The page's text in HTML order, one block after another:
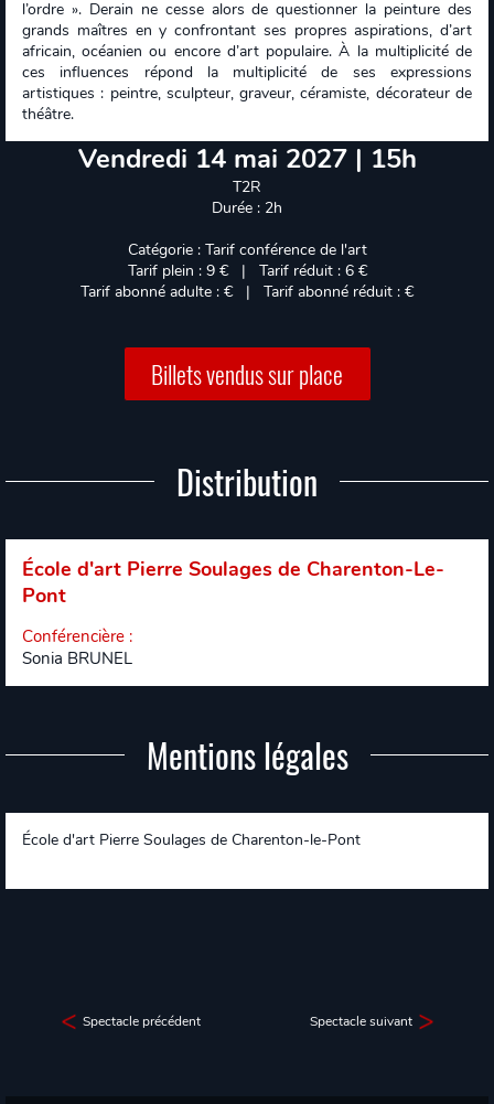
l’ordre ». Derain ne cesse alors de questionner la peinture des
grands maîtres en y confrontant ses propres aspirations, d’art
africain, océanien ou encore d’art populaire. À la multiplicité de
ces influences répond la multiplicité de ses expressions
artistiques : peintre, sculpteur, graveur, céramiste, décorateur de
théâtre.
Vendredi 14 mai 2027 | 15h
T2R
Durée : 2h
Catégorie : Tarif conférence de l'art
Tarif plein : 9 € | Tarif réduit : 6 €
Tarif abonné adulte : € | Tarif abonné réduit : €
Billets vendus sur place
Distribution
École d'art Pierre Soulages de Charenton-Le-
Pont
Conférencière :
Sonia BRUNEL
Mentions légales
École d'art Pierre Soulages de Charenton-le-Pont
Spectacle précédent Spectacle suivant